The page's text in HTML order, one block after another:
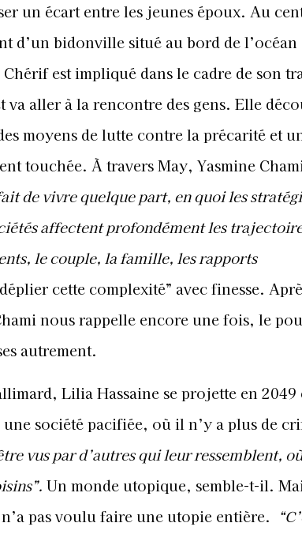
un écart entre les jeunes époux. Au
d’un bidonville situé au bord de l’océan
est impliqué dans le cadre de son
aller à la rencontre des gens. Elle
moyens de lutte contre la précarité et
touchée. À travers May, Yasmine
de vivre quelque part, en quoi les
affectent profondément les
le couple, la famille, les rapports
cette complexité” avec finesse.
nous rappelle encore une fois, le
autrement.
Lilia Hassaine se projette en 2049
société pacifiée, où il n’y a plus de
vus par d’autres qui leur ressemblent,
Un monde utopique, semble-t-il.
pas voulu faire une utopie entière.